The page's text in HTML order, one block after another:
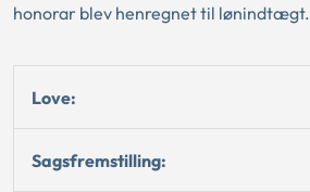
honorar blev henregnet til lønindtægt.
Love:
Sagsfremstilling: